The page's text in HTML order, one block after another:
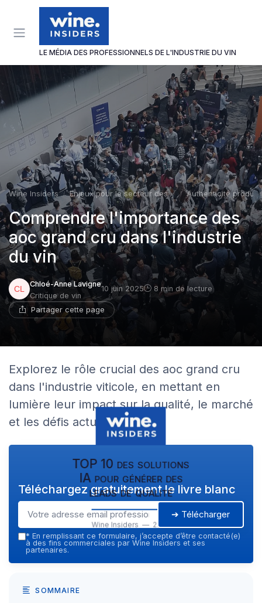
LE MÉDIA DES PROFESSIONNELS DE L'INDUSTRIE DU VIN
Wine Insiders Enjeux pour le secteur des vins et spiritueux Authenticité produits
Comprendre l'importance des
aoc grand cru dans l'industrie
du vin
Chloé-Anne Lavigne
Critique de vin
10 juin 2025 8 min de lecture
Partager cette page
Explorez le rôle crucial des aoc grand cru
dans l'industrie viticole, en mettant en
lumière leur impact sur la qualité, le marché
et les défis actuels.
TOP 10 des solutions
IA pour générer des
leads de qualité
Wine Insiders — 2026
Téléchargez gratuitement le livre blanc
➔ Télécharger
* En remplissant ce formulaire, j’accepte d’être contacté(e)
à des fins commerciales par Wine Insiders et ses
partenaires.
SOMMAIRE
Panneau de gestion des cookies